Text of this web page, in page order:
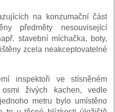
na konzumační část
předměty nesouvisející
stavební míchačka, boty,
zcela neakceptovatelné
inspektoři ve stísněném
živých kachen, vedle
metru bylo umístěno